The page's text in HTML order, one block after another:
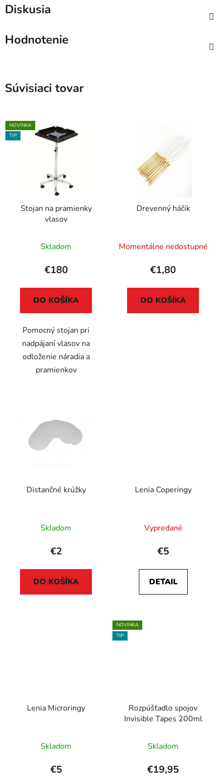
Diskusia
Hodnotenie
Súvisiaci tovar
NOVINKA
TIP
Stojan na pramienky
vlasov
Skladom
€180
DO KOŠÍKA
Pomocný stojan pri
nadpájaní vlasov na
odloženie náradia a
pramienkov
Drevenný háčik
Momentálne nedostupné
€1,80
DO KOŠÍKA
Distančné krúžky
Skladom
€2
DO KOŠÍKA
Lenia Coperingy
Vypredané
€5
DETAIL
Lenia Microringy
Skladom
€5
NOVINKA
TIP
Rozpúšťadlo spojov
Invisible Tapes 200ml
Skladom
€19,95